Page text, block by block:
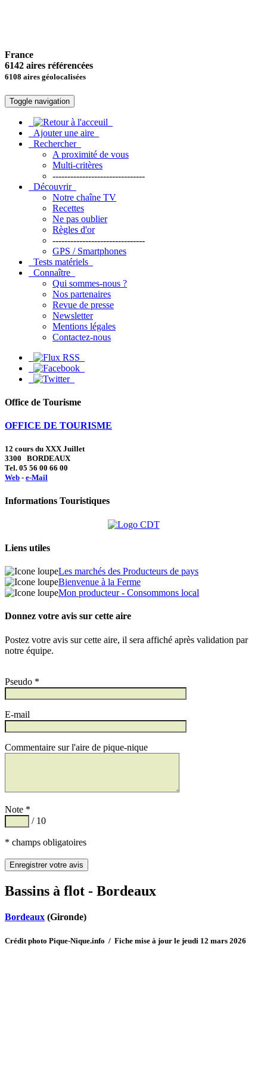
France
6142 aires référencées
6108 aires géolocalisées
Toggle navigation
Ajouter une aire
Rechercher
A proximité de vous
Multi-critères
-------------------------------
Découvrir
Notre chaîne TV
Recettes
Ne pas oublier
Règles d'or
-------------------------------
GPS / Smartphones
Tests matériels
Connaître
Qui sommes-nous ?
Nos partenaires
Revue de presse
Newsletter
Mentions légales
Contactez-nous
Office de Tourisme
OFFICE DE TOURISME
12 cours du XXX Juillet
3300 BORDEAUX
Tel. 05 56 00 66 00
Web - e-Mail
Informations Touristiques
Liens utiles
Les marchés des Producteurs de pays
Bienvenue à la Ferme
Mon producteur - Consommons local
Donnez votre avis sur cette aire
Postez votre avis sur cette aire, il sera affiché après validation par
notre équipe.
Pseudo *
E-mail
Commentaire sur l'aire de pique-nique
Note *
/ 10
* champs obligatoires
Bassins à flot - Bordeaux
Bordeaux (Gironde)
Crédit photo Pique-Nique.info / Fiche mise à jour le jeudi 12 mars 2026